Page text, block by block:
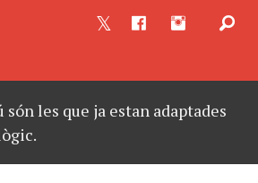
les que ja estan adaptades